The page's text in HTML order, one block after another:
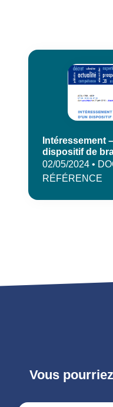
Intéressement
dispositif de
02/05/2024 •
RÉFÉRENCE
Vous